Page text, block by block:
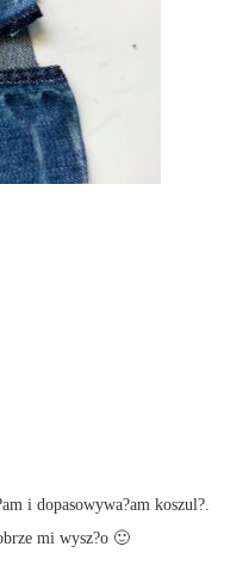
i dopasowywa?am koszul?.
mi wysz?o 🙂